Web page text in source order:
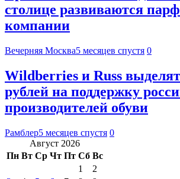
столице развиваются
компании
Вечерняя Москва5 месяцев спустя 0
Wildberries и Russ
рублей на поддержку
производителей обуви
Рамблер5 месяцев спустя 0
Август 2026
Пн Вт Ср Чт Пт Сб Вс
1
2